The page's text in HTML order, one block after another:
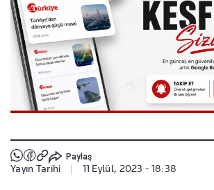
Paylaş
Yayın Tarihi 11 Eylül, 2023 - 18:38